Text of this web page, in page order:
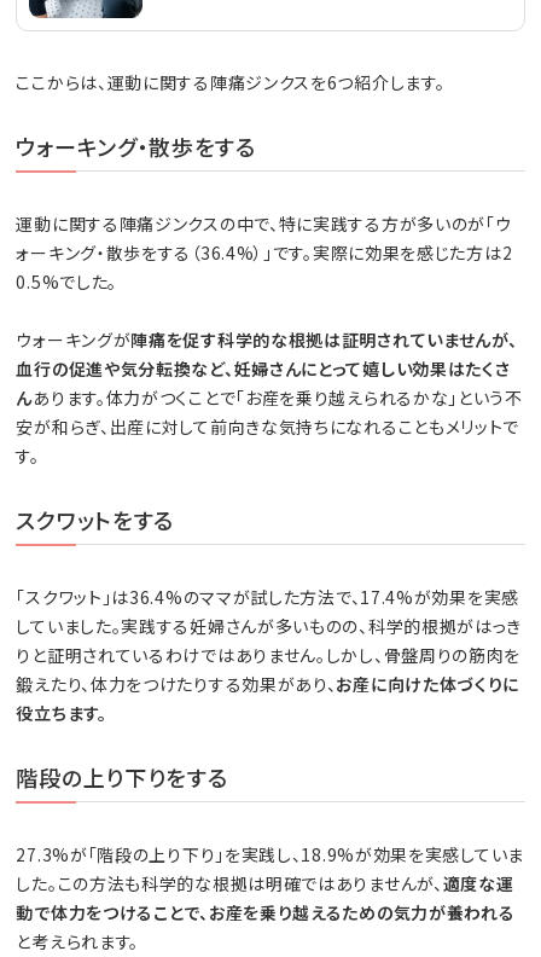
ここからは、運動に関する陣痛ジンクスを6つ紹介します。
ウォーキング・散歩をする
運動に関する陣痛ジンクスの中で、特に実践する方が多いのが「ウ
ォーキング・散歩をする（36.4%）」です。実際に効果を感じた方は2
0.5%でした。
ウォーキングが陣痛を促す科学的な根拠は証明されていませんが、
血行の促進や気分転換など、妊婦さんにとって嬉しい効果はたくさ
んあります。体力がつくことで「お産を乗り越えられるかな」という不
安が和らぎ、出産に対して前向きな気持ちになれることもメリットで
す。
スクワットをする
「スクワット」は36.4%のママが試した方法で、17.4%が効果を実感
していました。実践する妊婦さんが多いものの、科学的根拠がはっき
りと証明されているわけではありません。しかし、骨盤周りの筋肉を
鍛えたり、体力をつけたりする効果があり、 お産に向けた体づくりに
役立ちます。
階段の上り下りをする
27.3%が「階段の上り下り」を実践し、18.9%が効果を実感していま
した。この方法も科学的な根拠は明確ではありませんが、 適度な運
動で体力をつけることで、お産を乗り越えるための気力が養われる
と考えられます。